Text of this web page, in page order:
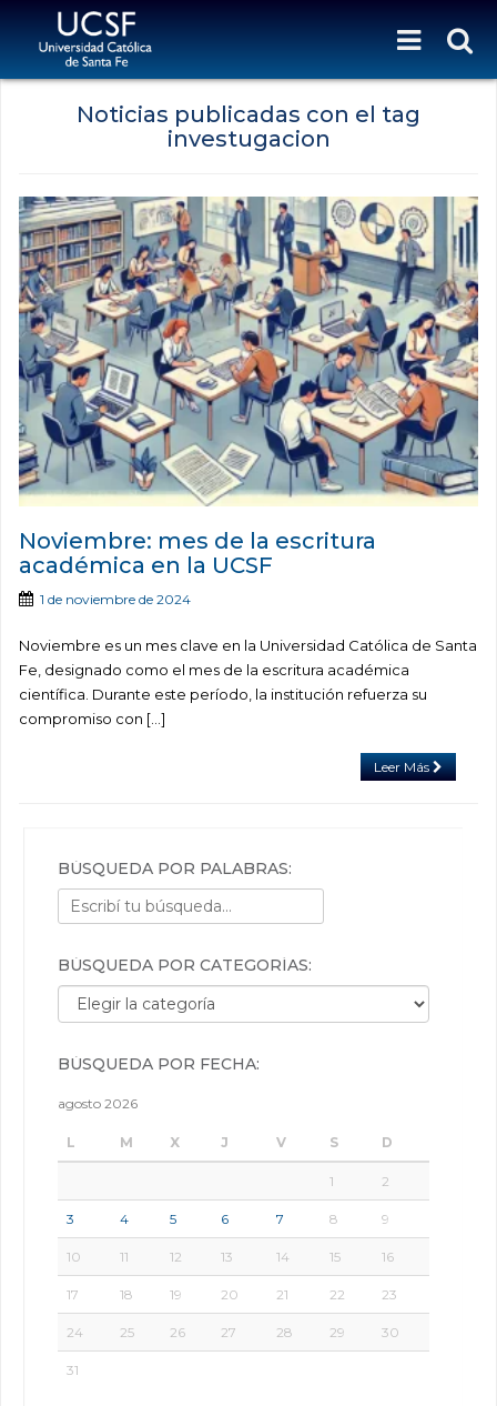
Noticias publicadas con el tag
investugacion
Noviembre: mes de la escritura
académica en la UCSF
1 de noviembre de 2024
Noviembre es un mes clave en la Universidad Católica de Santa
Fe, designado como el mes de la escritura académica
científica. Durante este período, la institución refuerza su
compromiso con […]
Leer Más
BÚSQUEDA POR PALABRAS:
BÚSQUEDA POR CATEGORÍAS:
Búsqueda por categorías:
BÚSQUEDA POR FECHA:
agosto 2026
L M X J V S D
1 2
3 4 5 6 7 8 9
10 11 12 13 14 15 16
17 18 19 20 21 22 23
24 25 26 27 28 29 30
31